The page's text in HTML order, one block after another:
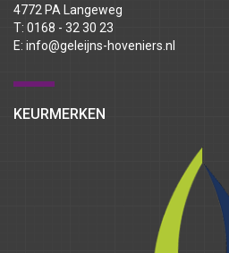
4772 PA Langeweg
T: 0168 - 32 30 23
E: info@geleijns-hoveniers.nl
KEURMERKEN